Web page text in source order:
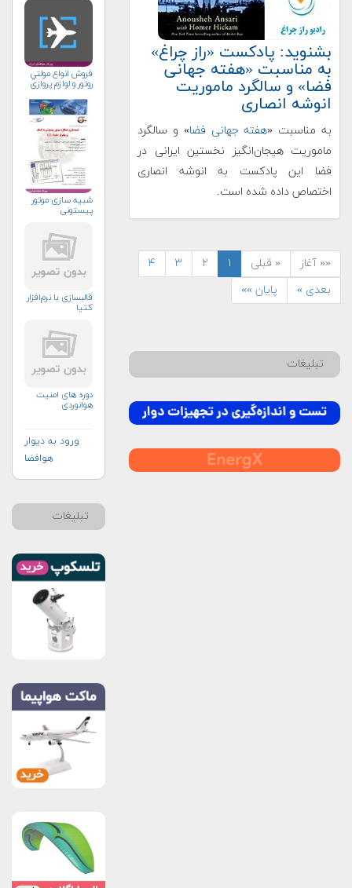
بشنوید: پادکست «راز چراغ»
به مناسبت «هفته جهانی
فضا» و سالگرد ماموریت
انوشه انصاری
به مناسبت «هفته جهانی فضا» و سالگرد
ماموریت هیجان‌انگیز نخستین ایرانی در
فضا این پادکست به انوشه انصاری
اختصاص داده شده است.
«« آغاز « قبلی ۱ ۲ ۳
۴
بعدی »
پایان »»
تبلیغات
فروش انواع مولتي
روتور و لوازم پروازي
شبیه سازی موتور
پیستونی
قالبسازی با نرم‌افزار
کتیا
دوره های امنیت
هوانوردی
ورود به دیوار
هوافضا
تبلیغات